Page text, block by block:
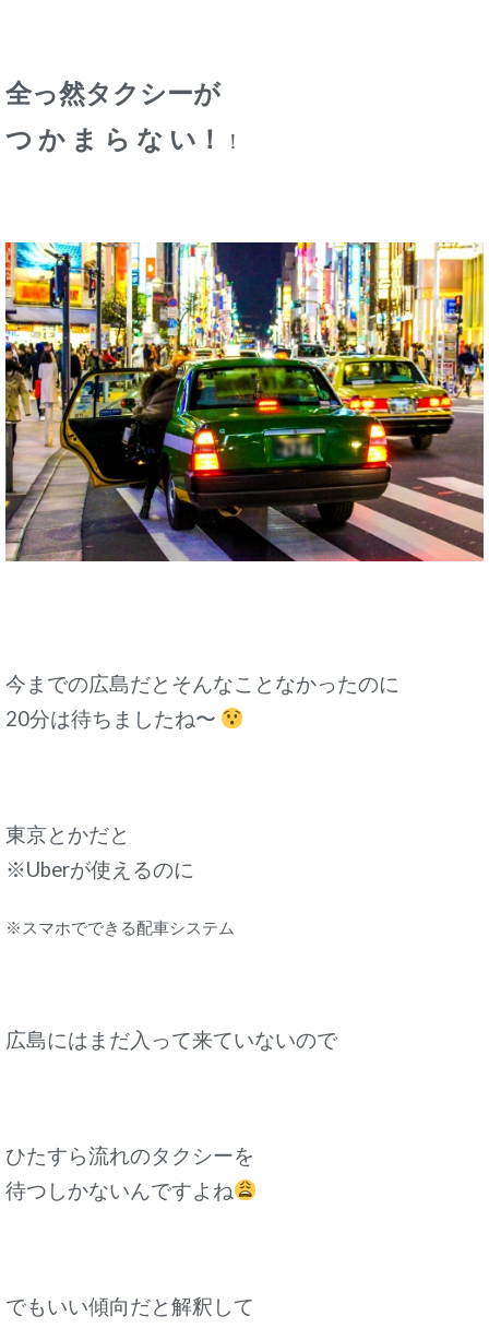
全っ然タクシーが
つ か ま ら な い！
！
今までの広島だとそんなことなかったのに
20分は待ちましたね〜
東京とかだと
※Uberが使えるのに
※スマホでできる配車システム
広島にはまだ入って来ていないので
ひたすら流れのタクシーを
待つしかないんですよね
でもいい傾向だと解釈して